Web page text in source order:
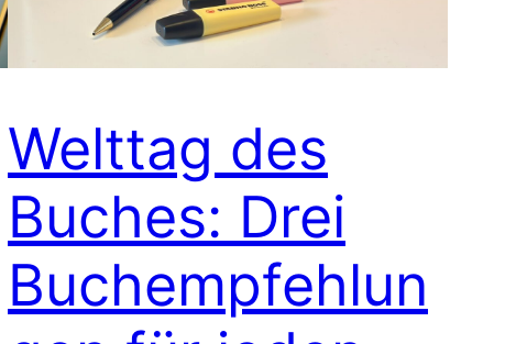
Welttag des
Buches: Drei
Buchempfehlun